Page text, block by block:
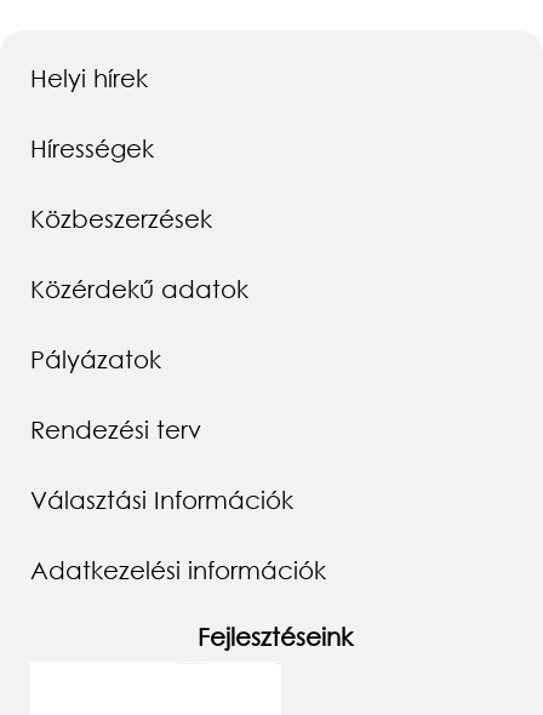
Helyi hírek
Hírességek
Közbeszerzések
Közérdekű adatok
Pályázatok
Rendezési terv
Választási Információk
Adatkezelési információk
Fejlesztéseink